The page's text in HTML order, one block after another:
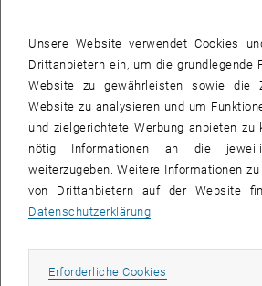
Ehemalige Institutsvorstände des ASC
Troch, Markus Melenk, Hans Jörg Stetter,
Arnold; aktuell: Dirk Praetorius
Geboren am 8. April 1930 in München,
Unsere Website verwendet Cookies
Drittanbietern ein, um die grundlegende
Website zu gewährleisten sowie die
Website zu analysieren und um
und zielgerichtete Werbung anbieten zu
nötig Informationen an die
weiterzugeben. Weitere Informationen
von Drittanbietern auf der Website
Datenschutzerklärung
Erforderliche Cookies Erforderliche